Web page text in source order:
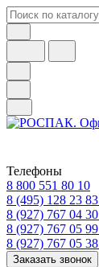
Телефоны
8 800 551 80 10
8 (495) 128 23 83
8 (927) 767 04 30
8 (927) 767 05 99
8 (927) 767 05 38
Заказать звонок